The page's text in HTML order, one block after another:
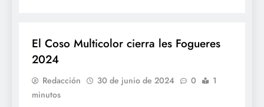
El Coso Multicolor cierra les Fogueres
2024
Redacción 30 de junio de 2024 0
1
minutos